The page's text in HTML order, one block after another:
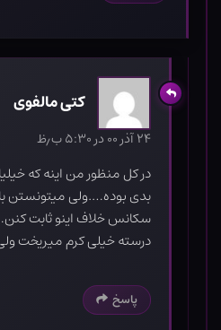
کتی مالفوی
۲۴ آذر ۰۰ در ۵:۳۰ ب٫ظ
در کل منظور من اینه که
بدی بوده….ولی میتونستن
سکانس خلاف اینو ثابت
درسته خیلی کرم میریخت
پاسخ